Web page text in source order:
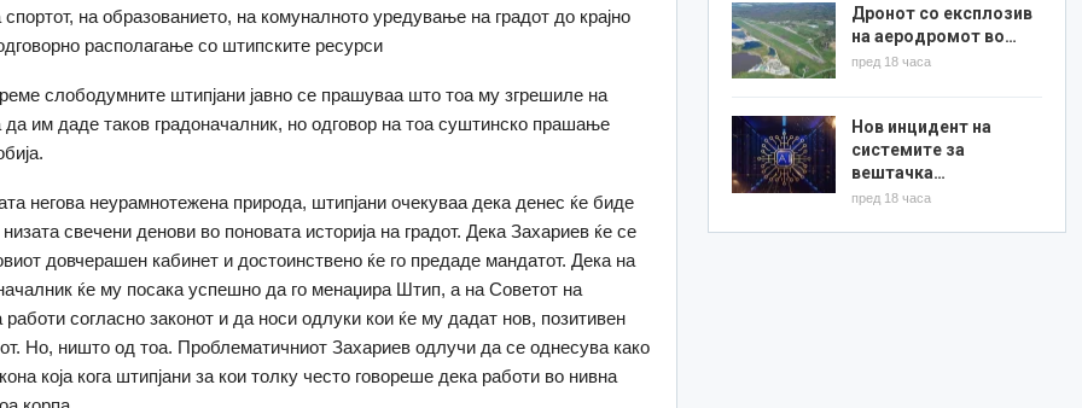
спортот, на образованието, на комуналното уредување на градот до крајно
располагање со штипските ресурси
слободумните штипјани јавно се прашуваа што тоа му згрешиле на
да им даде таков градоначалник, но одговор на тоа суштинско прашање
негова неурамнотежена природа, штипјани очекуваа дека денес ќе биде
свечени денови во поновата историја на градот. Дека Захариев ќе се
довчерашен кабинет и достоинствено ќе го предаде мандатот. Дека на
ќе му посака успешно да го менаџира Штип, а на Советот на
согласно законот и да носи одлуки кои ќе му дадат нов, позитивен
Но, ништо од тоа. Проблематичниот Захариев одлучи да се однесува како
која кога штипјани за кои толку често говореше дека работи во нивна
Дронот со експлозив
на аеродромот во…
пред 18 часа
Нов инцидент на
системите за
вештачка…
пред 18 часа